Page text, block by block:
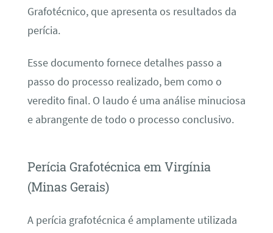
Grafotécnico, que apresenta os resultados da
perícia.
Esse documento fornece detalhes passo a
passo do processo realizado, bem como o
veredito final. O laudo é uma análise minuciosa
e abrangente de todo o processo conclusivo.
Perícia Grafotécnica em Virgínia
(Minas Gerais)
A perícia grafotécnica é amplamente utilizada